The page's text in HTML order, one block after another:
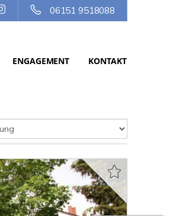
06151 9518088
ENGAGEMENT KONTAKT